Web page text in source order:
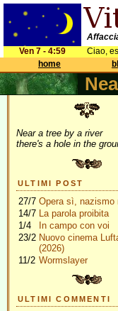
Ven 7 - 4:59
Ciao,
home
Near a tree by a river
there's a hole in the
ULTIMI POST
27/7 Opera sì, nazismo
14/7 La parola proibita
1/4
In campo con voi
23/2 Nuovo cinema
(2026)
11/2 Wormslayer
ULTIMI COMMENTI